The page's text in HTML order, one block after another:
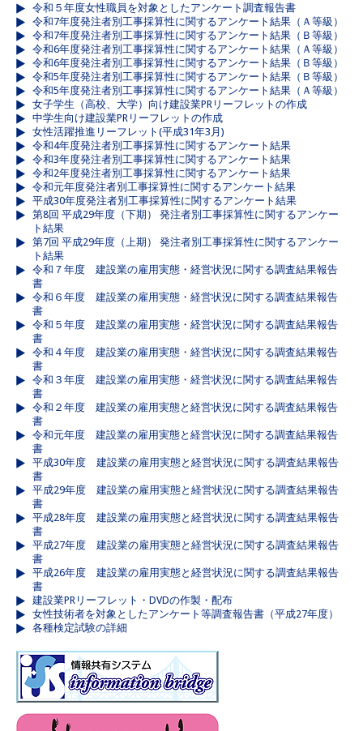
令和５年度女性職員を対象としたアンケート調査報告書
令和7年度発注者別工事採算性に関するアンケート結果（Ａ等級）
令和7年度発注者別工事採算性に関するアンケート結果（Ｂ等級）
令和6年度発注者別工事採算性に関するアンケート結果（Ａ等級）
令和6年度発注者別工事採算性に関するアンケート結果（Ｂ等級）
令和5年度発注者別工事採算性に関するアンケート結果（Ｂ等級）
令和5年度発注者別工事採算性に関するアンケート結果（Ａ等級）
女子学生（高校、大学）向け建設業PRリーフレットの作成
中学生向け建設業PRリーフレットの作成
女性活躍推進リーフレット(平成31年3月)
令和4年度発注者別工事採算性に関するアンケート結果
令和3年度発注者別工事採算性に関するアンケート結果
令和2年度発注者別工事採算性に関するアンケート結果
令和元年度発注者別工事採算性に関するアンケート結果
平成30年度発注者別工事採算性に関するアンケート結果
第8回 平成29年度（下期） 発注者別工事採算性に関するアンケー
ト結果
第7回 平成29年度（上期） 発注者別工事採算性に関するアンケー
ト結果
令和７年度 建設業の雇用実態・経営状況に関する調査結果報告
書
令和６年度 建設業の雇用実態・経営状況に関する調査結果報告
書
令和５年度 建設業の雇用実態・経営状況に関する調査結果報告
書
令和４年度 建設業の雇用実態・経営状況に関する調査結果報告
書
令和３年度 建設業の雇用実態・経営状況に関する調査結果報告
書
令和２年度 建設業の雇用実態と経営状況に関する調査結果報告
書
令和元年度 建設業の雇用実態と経営状況に関する調査結果報告
書
平成30年度 建設業の雇用実態と経営状況に関する調査結果報告
書
平成29年度 建設業の雇用実態と経営状況に関する調査結果報告
書
平成28年度 建設業の雇用実態と経営状況に関する調査結果報告
書
平成27年度 建設業の雇用実態と経営状況に関する調査結果報告
書
平成26年度 建設業の雇用実態と経営状況に関する調査結果報告
書
建設業PRリーフレット・DVDの作製・配布
女性技術者を対象としたアンケート等調査報告書（平成27年度）
各種検定試験の詳細